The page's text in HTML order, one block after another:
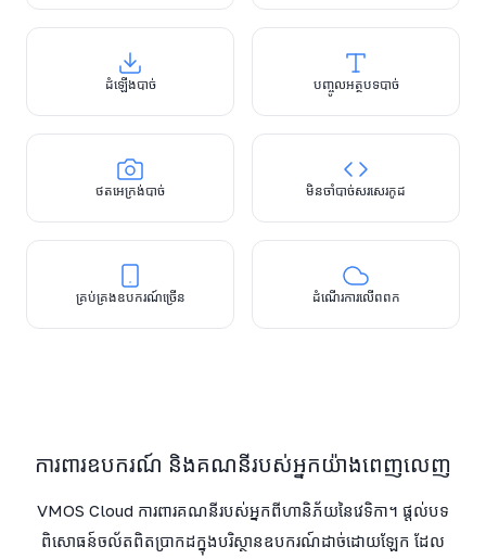
ដំឡើងបាច់ បញ្ចូលអត្ថបទបាច់
ថតអេក្រង់បាច់ មិនចាំបាច់សរសេរកូដ
គ្រប់គ្រងឧបករណ៍ច្រើន ដំណើរការលើពពក
ការពារឧបករណ៍ និងគណនីរបស់អ្នកយ៉ាងពេញលេញ
VMOS Cloud ការពារគណនីរបស់អ្នកពីហានិភ័យនៃវេទិកា។ ផ្តល់បទ
ពិសោធន៍ចល័តពិតប្រាកដក្នុងបរិស្ថានឧបករណ៍ដាច់ដោយឡែក ដែល